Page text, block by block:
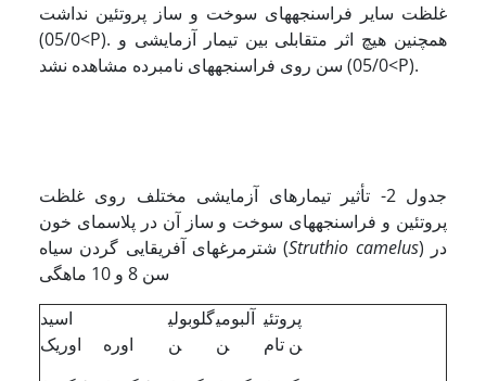
غلظت سایر فراسنجه­های سوخت و ساز پروتئین نداشت
(05/0<P). همچنین هیچ اثر متقابلی بین تیمار آزمایشی و
سن روی فراسنجه­های نامبرده مشاهده نشد (05/0<P).
جدول 2- تأثیر تیمارهای آزمایشی مختلف روی غلظت
پروتئین و فراسنجه­های سوخت و ساز آن در پلاسمای خون
شترمرغهای آفریقایی گردن سیاه (Struthio camelus) در
سن 8 و 10 ماهگی
اسید
اوریک
اوره
گلوبولی
ن
آلبومی
ن
پروتئی
ن تام